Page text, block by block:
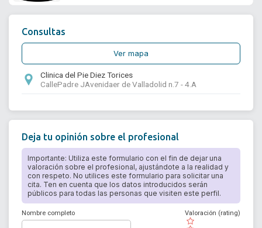
Consultas
Ver mapa
Clinica del Pie Diez Torices
CallePadre JAvenidaer de Valladolid n.7 - 4.A
Deja tu opinión sobre el profesional
Importante: Utiliza este formulario con el fin de dejar una
valoración sobre el profesional, ajustándote a la realidad y
con respeto. No utilices este formulario para solicitar una
cita. Ten en cuenta que los datos introducidos serán
públicos para todas las personas que visiten este perfil.
Nombre completo
( )
Valoración (rating)